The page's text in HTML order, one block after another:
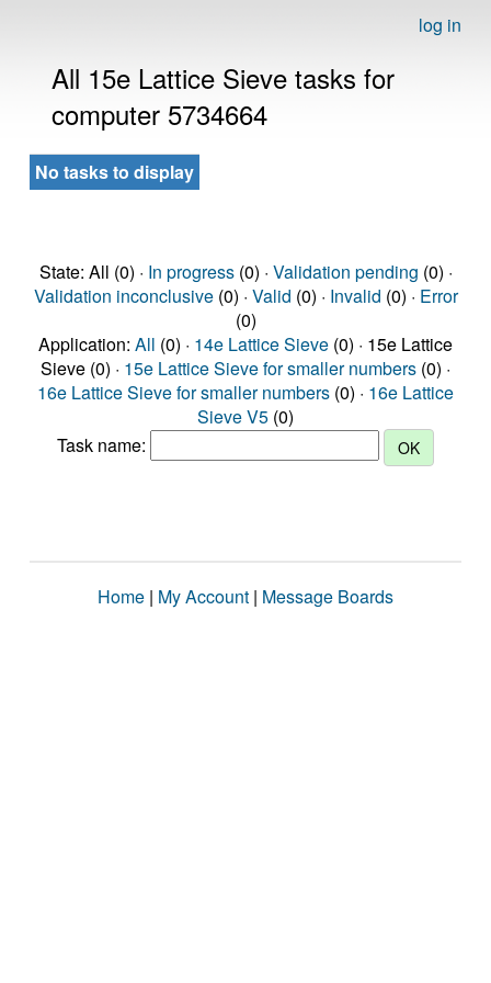
log in
All 15e Lattice Sieve tasks for
computer 5734664
No tasks to display
State: All (0) · In progress(0) · Validation pending (0) ·
Validation inconclusive(0) · Valid (0) · Invalid (0) · Error
(0)
Application: All (0) · 14e Lattice Sieve (0) · 15e Lattice
Sieve (0) · 15e Lattice Sieve for smaller numbers (0) ·
16e Lattice Sieve for smaller numbers (0) · 16e Lattice
Sieve V5 (0)
Task name:
Home | My Account | Message Boards